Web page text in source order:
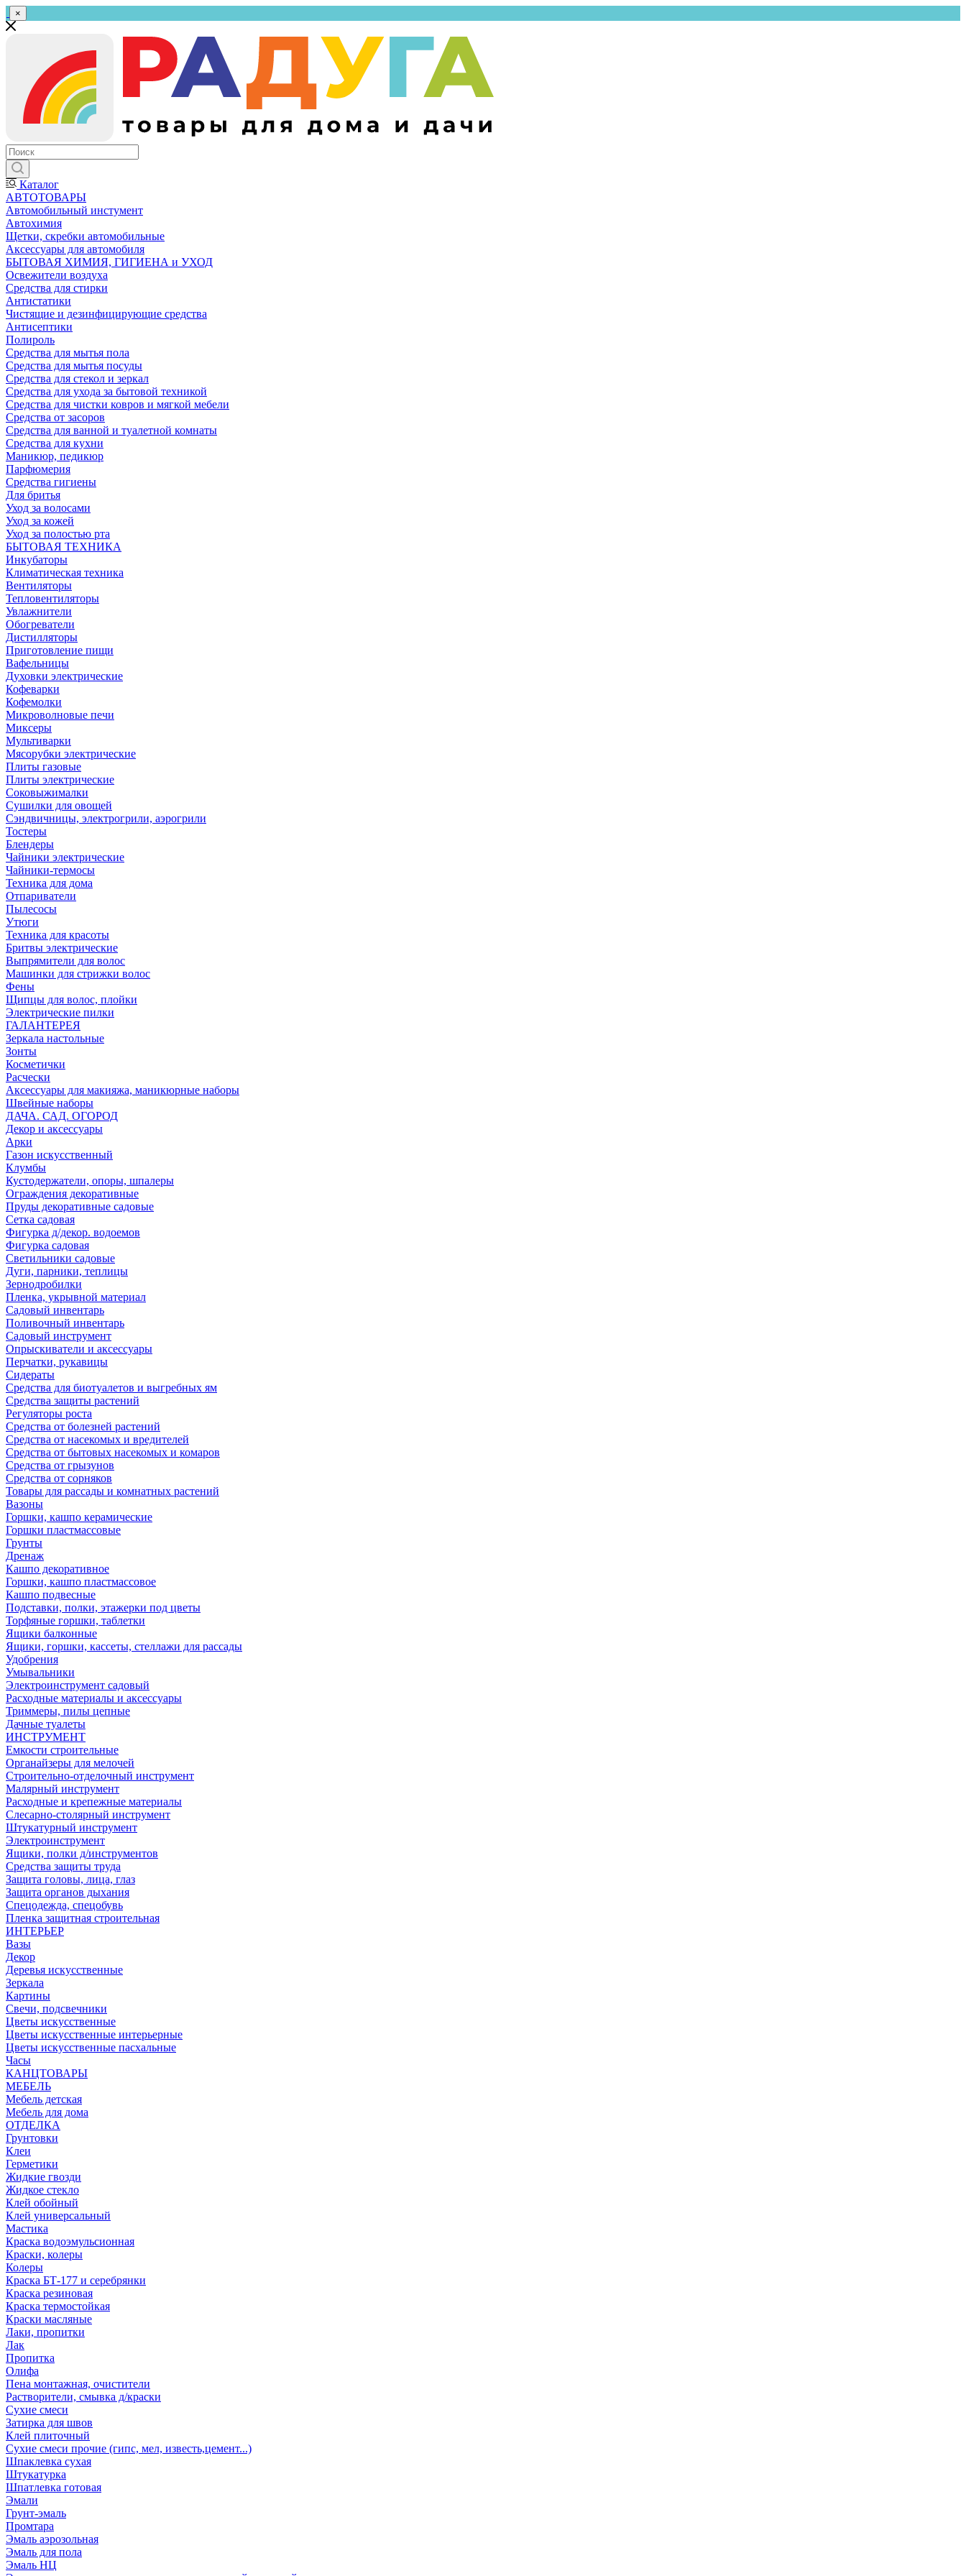
×
Каталог
АВТОТОВАРЫ
Автомобильный инстумент
Автохимия
Щетки, скребки автомобильные
Аксессуары для автомобиля
БЫТОВАЯ ХИМИЯ, ГИГИЕНА и УХОД
Освежители воздуха
Средства для стирки
Антистатики
Чистящие и дезинфицирующие средства
Антисептики
Полироль
Средства для мытья пола
Средства для мытья посуды
Средства для стекол и зеркал
Средства для ухода за бытовой техникой
Средства для чистки ковров и мягкой мебели
Средства от засоров
Средства для ванной и туалетной комнаты
Средства для кухни
Маникюр, педикюр
Парфюмерия
Средства гигиены
Для бритья
Уход за волосами
Уход за кожей
Уход за полостью рта
БЫТОВАЯ ТЕХНИКА
Инкубаторы
Климатическая техника
Вентиляторы
Тепловентиляторы
Увлажнители
Обогреватели
Дистилляторы
Приготовление пищи
Вафельницы
Духовки электрические
Кофеварки
Кофемолки
Микроволновые печи
Миксеры
Мультиварки
Мясорубки электрические
Плиты газовые
Плиты электрические
Соковыжималки
Сушилки для овощей
Сэндвичницы, электрогрили, аэрогрили
Тостеры
Блендеры
Чайники электрические
Чайники-термосы
Техника для дома
Отпариватели
Пылесосы
Утюги
Техника для красоты
Бритвы электрические
Выпрямители для волос
Машинки для стрижки волос
Фены
Щипцы для волос, плойки
Электрические пилки
ГАЛАНТЕРЕЯ
Зеркала настольные
Зонты
Косметички
Расчески
Аксессуары для макияжа, маникюрные наборы
Швейные наборы
ДАЧА. САД. ОГОРОД
Декор и аксессуары
Арки
Газон искусственный
Клумбы
Кустодержатели, опоры, шпалеры
Ограждения декоративные
Пруды декоративные садовые
Сетка садовая
Фигурка д/декор. водоемов
Фигурка садовая
Светильники садовые
Дуги, парники, теплицы
Зернодробилки
Пленка, укрывной материал
Садовый инвентарь
Поливочный инвентарь
Садовый инструмент
Опрыскиватели и аксессуары
Перчатки, рукавицы
Сидераты
Средства для биотуалетов и выгребных ям
Средства защиты растений
Регуляторы роста
Средства от болезней растений
Средства от насекомых и вредителей
Средства от бытовых насекомых и комаров
Средства от грызунов
Средства от сорняков
Товары для рассады и комнатных растений
Вазоны
Горшки, кашпо керамические
Горшки пластмассовые
Грунты
Дренаж
Кашпо декоративное
Горшки, кашпо пластмассовое
Кашпо подвесные
Подставки, полки, этажерки под цветы
Торфяные горшки, таблетки
Ящики балконные
Ящики, горшки, кассеты, стеллажи для рассады
Удобрения
Умывальники
Электроинструмент садовый
Расходные материалы и аксессуары
Триммеры, пилы цепные
Дачные туалеты
ИНСТРУМЕНТ
Емкости строительные
Органайзеры для мелочей
Строительно-отделочный инструмент
Малярный инструмент
Расходные и крепежные материалы
Слесарно-столярный инструмент
Штукатурный инструмент
Электроинструмент
Ящики, полки д/инструментов
Средства защиты труда
Защита головы, лица, глаз
Защита органов дыхания
Спецодежда, спецобувь
Пленка защитная строительная
ИНТЕРЬЕР
Вазы
Декор
Деревья искусственные
Зеркала
Картины
Свечи, подсвечники
Цветы искусственные
Цветы искусственные интерьерные
Цветы искусственные пасхальные
Часы
КАНЦТОВАРЫ
МЕБЕЛЬ
Мебель детская
Мебель для дома
ОТДЕЛКА
Грунтовки
Клеи
Герметики
Жидкие гвозди
Жидкое стекло
Клей обойный
Клей универсальный
Мастика
Краска водоэмульсионная
Краски, колеры
Колеры
Краска БТ-177 и серебрянки
Краска резиновая
Краска термостойкая
Краски масляные
Лаки, пропитки
Лак
Пропитка
Олифа
Пена монтажная, очистители
Растворители, смывка д/краски
Сухие смеси
Затирка для швов
Клей плиточный
Сухие смеси прочие (гипс, мел, известь,цемент...)
Шпаклевка сухая
Штукатурка
Шпатлевка готовая
Эмали
Грунт-эмаль
Промтара
Эмаль аэрозольная
Эмаль для пола
Эмаль НЦ